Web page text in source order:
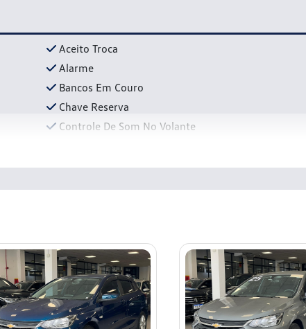
Aceito Troca
Alarme
Bancos Em Couro
Chave Reserva
Controle De Som No Volante